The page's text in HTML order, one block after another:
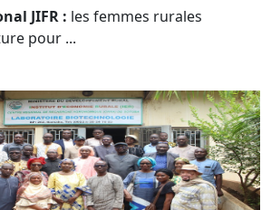
JIFR : les femmes rurales
pour ...